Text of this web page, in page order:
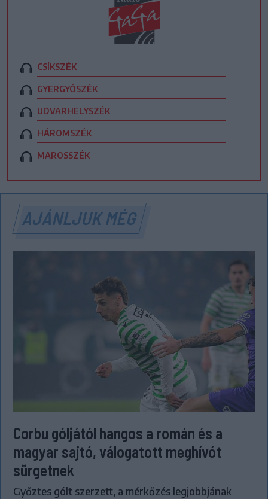
CSÍKSZÉK
GYERGYÓSZÉK
UDVARHELYSZÉK
HÁROMSZÉK
MAROSSZÉK
AJÁNLJUK MÉG
Corbu góljától hangos a román és a
magyar sajtó, válogatott meghívót
sürgetnek
Győztes gólt szerzett, a mérkőzés legjobbjának